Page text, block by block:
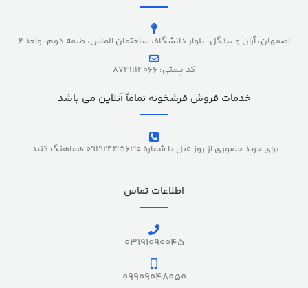
اصفهان، آران و بیدگل، بلوار دانشگاه، ساختمان الماس، طبقه دوم، واحد 2
کد پستی: 8741114066
خدمات فروش فرشخونه تماماً آنلاین می باشد
برای خرید حضوری از روز قبل با شماره 09192435630 هماهنگ کنید.
اطلاعات تماس
03191090045
09909048050